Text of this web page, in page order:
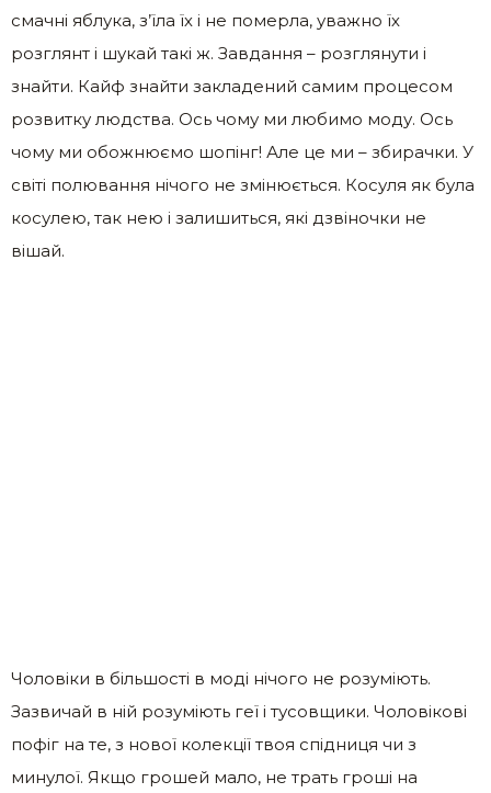
смачні яблука, з’їла їх і не померла, уважно їх
розглянт і шукай такі ж. Завдання – розглянути і
знайти. Кайф знайти закладений самим процесом
розвитку людства. Ось чому ми любимо моду. Ось
чому ми обожнюємо шопінг! Але це ми – збирачки. У
світі полювання нічого не змінюється. Косуля як була
косулею, так нею і залишиться, які дзвіночки не
вішай.
Чоловіки в більшості в моді нічого не розуміють.
Зазвичай в ній розуміють геї і тусовщики. Чоловікові
пофіг на те, з нової колекції твоя спідниця чи з
минулої. Якщо грошей мало, не трать гроші на